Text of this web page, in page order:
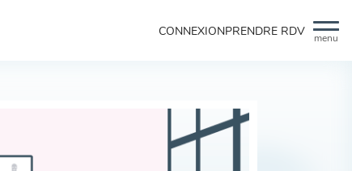
menu
CONNEXIONPRENDRE RDV